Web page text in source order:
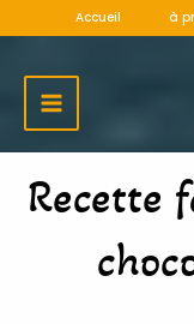
contenu
Accueil à
MENU
Recette